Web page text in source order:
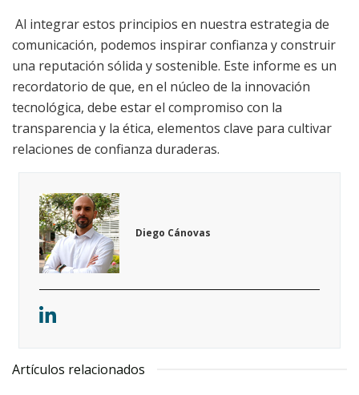
Al integrar estos principios en nuestra estrategia de
comunicación, podemos inspirar confianza y construir
una reputación sólida y sostenible. Este informe es un
recordatorio de que, en el núcleo de la innovación
tecnológica, debe estar el compromiso con la
transparencia y la ética, elementos clave para cultivar
relaciones de confianza duraderas.
Diego Cánovas
Artículos relacionados